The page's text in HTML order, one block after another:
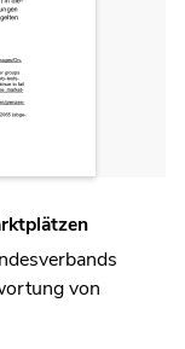
von